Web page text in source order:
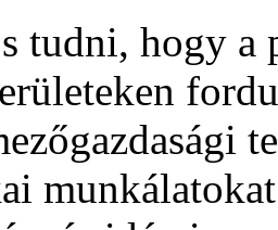
tudni, hogy a